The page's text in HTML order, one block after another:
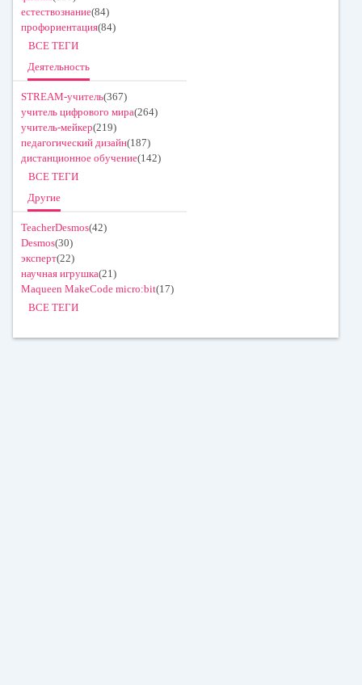
естествознание(84)
профориентация(84)
ВСЕ ТЕГИ
Деятельность
STREAM-учитель(367)
учитель цифрового мира(264)
учитель-мейкер(219)
педагогический дизайн(187)
дистанционное обучение(142)
ВСЕ ТЕГИ
Другие
TeacherDesmos(42)
Desmos(30)
эксперт(22)
научная игрушка(21)
Maqueen MakeCode micro:bit(17)
ВСЕ ТЕГИ